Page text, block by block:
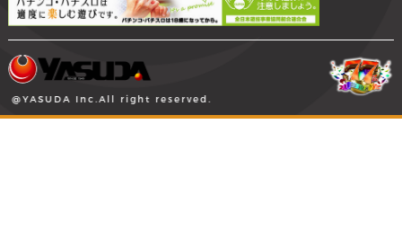
@YASUDA Inc.All right reserved.